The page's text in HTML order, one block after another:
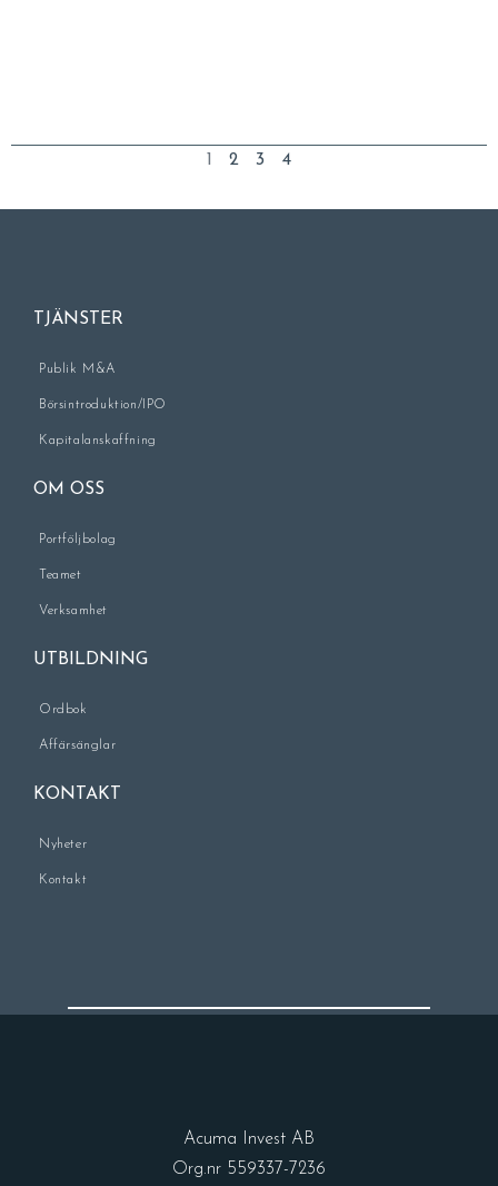
2 3 4
TJÄNSTER
Publik M&A
Börsintroduktion/IPO
Kapitalanskaffning
OM OSS
Portföljbolag
Teamet
Verksamhet
UTBILDNING
Ordbok
Affärsänglar
KONTAKT
Nyheter
Kontakt
Acuma Invest AB
Org.nr 559337-7236